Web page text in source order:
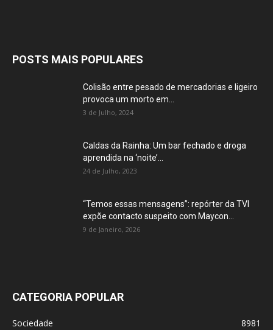
POSTS MAIS POPULARES
Colisão entre pesado de mercadorias e ligeiro
provoca um morto em...
3 de Julho, 2024
Caldas da Rainha: Um bar fechado e droga
aprendida na ‘noite’...
24 de Julho, 2023
“Temos essas mensagens”: repórter da TVI
expõe contacto suspeito com Maycon...
9 de Janeiro, 2026
CATEGORIA POPULAR
Sociedade
8981